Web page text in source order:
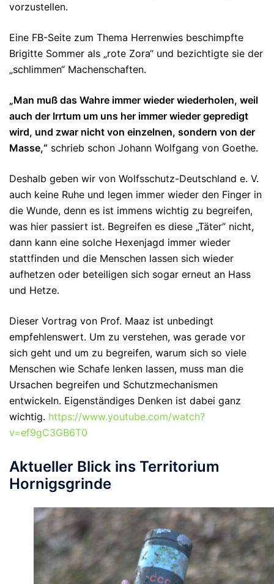
vorzustellen.
Eine FB-Seite zum Thema Herrenwies beschimpfte
Brigitte Sommer als „rote Zora“ und bezichtigte sie der
„schlimmen“ Machenschaften.
„Man muß das Wahre immer wieder wiederholen, weil
auch der Irrtum um uns her immer wieder gepredigt
wird, und zwar nicht von einzelnen, sondern von der
Masse,“ schrieb schon Johann Wolfgang von Goethe.
Deshalb geben wir von Wolfsschutz-Deutschland e. V.
auch keine Ruhe und legen immer wieder den Finger in
die Wunde, denn es ist immens wichtig zu begreifen,
was hier passiert ist. Begreifen es diese „Täter“ nicht,
dann kann eine solche Hexenjagd immer wieder
stattfinden und die Menschen lassen sich wieder
aufhetzen oder beteiligen sich sogar erneut an Hass
und Hetze.
Dieser Vortrag von Prof. Maaz ist unbedingt
empfehlenswert. Um zu verstehen, was gerade vor
sich geht und um zu begreifen, warum sich so viele
Menschen wie Schafe lenken lassen, muss man die
Ursachen begreifen und Schutzmechanismen
entwickeln. Eigenständiges Denken ist dabei ganz
wichtig. https://www.youtube.com/watch?
v=ef9gC3GB6T0
Aktueller Blick ins Territorium
Hornigsgrinde